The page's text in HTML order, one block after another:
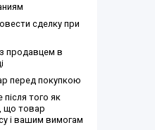
сделку при
продавцем в
перед покупкою
того як
що товар
і вашим вимогам